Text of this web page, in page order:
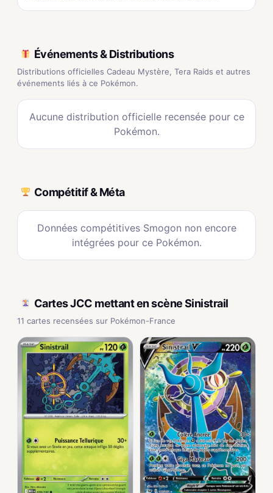
Événements & Distributions
Distributions officielles Cadeau Mystère, Tera Raids et autres
événements liés à ce Pokémon.
Aucune distribution officielle recensée pour ce
Pokémon.
Compétitif & Méta
Données compétitives Smogon non encore
intégrées pour ce Pokémon.
Cartes JCC mettant en scène Sinistrail
11 cartes recensées sur Pokémon-France